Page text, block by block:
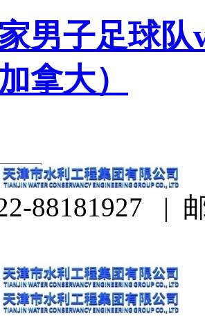
男子足球
拿大）
88181927 |